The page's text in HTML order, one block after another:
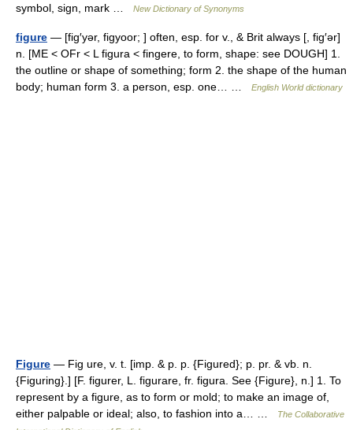
symbol, sign, mark …
New Dictionary of Synonyms
figure — [fig′yər, figyoor; ] often, esp. for v., & Brit always [, fig′ər]
n. [ME < OFr < L figura < fingere, to form, shape: see DOUGH] 1.
the outline or shape of something; form 2. the shape of the human
body; human form 3. a person, esp. one… …
English World dictionary
Figure — Fig ure, v. t. [imp. & p. p. {Figured}; p. pr. & vb. n.
{Figuring}.] [F. figurer, L. figurare, fr. figura. See {Figure}, n.] 1. To
represent by a figure, as to form or mold; to make an image of,
either palpable or ideal; also, to fashion into a… …
The Collaborative